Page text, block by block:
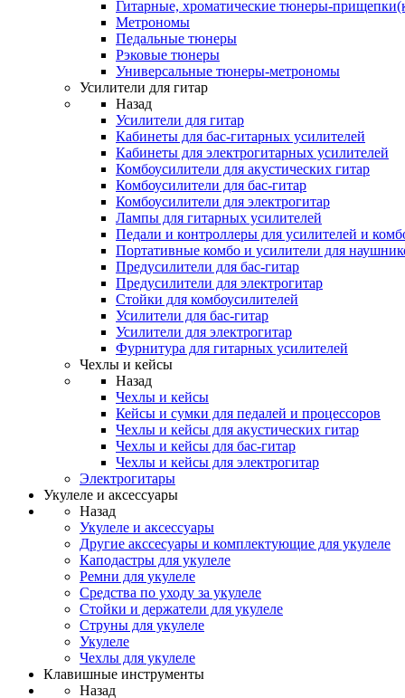
Гитарные, хроматические тюнеры-
Метрономы
Педальные тюнеры
Рэковые тюнеры
Универсальные тюнеры-метрономы
Усилители для гитар
Назад
Усилители для гитар
Кабинеты для бас-гитарных усилителей
Кабинеты для электрогитарных усилителей
Комбоусилители для акустических гитар
Комбоусилители для бас-гитар
Комбоусилители для электрогитар
Лампы для гитарных усилителей
Педали и контроллеры для усилителей и
Портативные комбо и усилители для
Предусилители для бас-гитар
Предусилители для электрогитар
Стойки для комбоусилителей
Усилители для бас-гитар
Усилители для электрогитар
Фурнитура для гитарных усилителей
Чехлы и кейсы
Назад
Чехлы и кейсы
Кейсы и сумки для педалей и процессоров
Чехлы и кейсы для акустических гитар
Чехлы и кейсы для бас-гитар
Чехлы и кейсы для электрогитар
Электрогитары
Укулеле и аксессуары
Назад
Укулеле и аксессуары
Другие акссесуары и комплектующие для укулеле
Каподастры для укулеле
Ремни для укулеле
Средства по уходу за укулеле
Стойки и держатели для укулеле
Струны для укулеле
Укулеле
Чехлы для укулеле
Клавишные инструменты
Назад